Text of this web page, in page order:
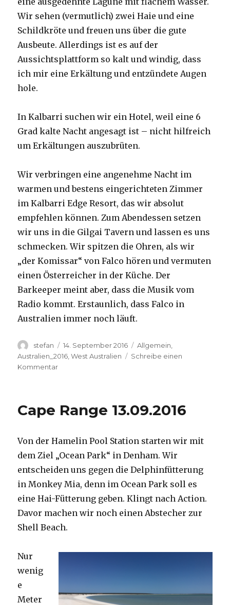
Wir sehen (vermutlich) zwei Haie und eine
Schildkröte und freuen uns über die gute
Ausbeute. Allerdings ist es auf der
Aussichtsplattform so kalt und windig, dass
ich mir eine Erkältung und entzündete Augen
hole.
In Kalbarri suchen wir ein Hotel, weil eine 6
Grad kalte Nacht angesagt ist – nicht hilfreich
um Erkältungen auszubrüten.
Wir verbringen eine angenehme Nacht im
warmen und bestens eingerichteten Zimmer
im Kalbarri Edge Resort, das wir absolut
empfehlen können. Zum Abendessen setzen
wir uns in die Gilgai Tavern und lassen es uns
schmecken. Wir spitzen die Ohren, als wir
„der Komissar“ von Falco hören und vermuten
einen Österreicher in der Küche. Der
Barkeeper meint aber, dass die Musik vom
Radio kommt. Erstaunlich, dass Falco in
Australien immer noch läuft.
Autor
stefan
Veröffentlicht
am
14. September 2016 Kategorien
Allgemein
Australien_2016 ,West Australien
Schreibe einen
Kommentarzu
Cape Range 13.09.2016
Von der Hamelin Pool Station starten wir mit
dem Ziel „Ocean Park“ in Denham. Wir
entscheiden uns gegen die Delphinfütterung
in Monkey Mia, denn im Ocean Park soll es
eine Hai-Fütterung geben. Klingt nach Action.
Davor machen wir noch einen Abstecher zur
Shell Beach.
Nur
wenig
e
Meter